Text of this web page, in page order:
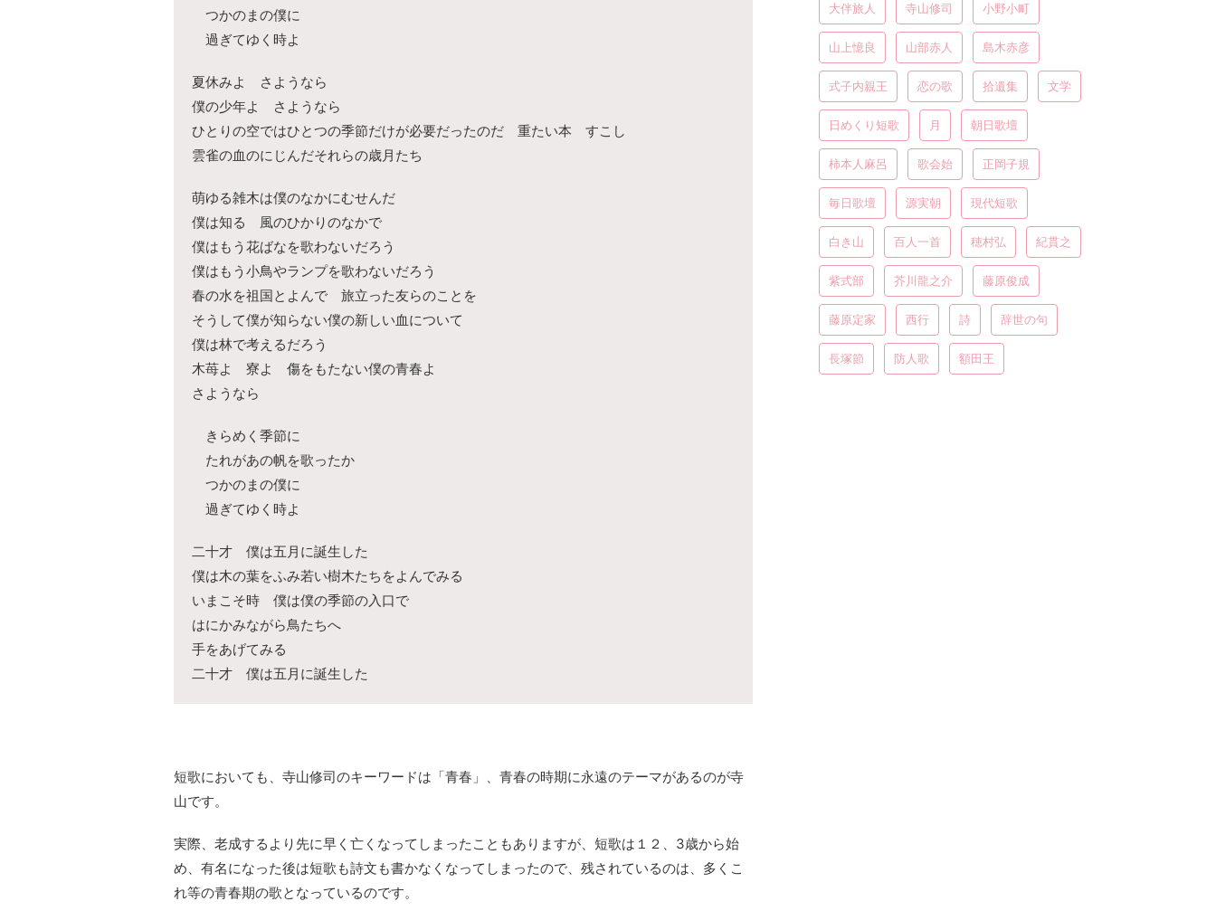
つかのまの僕に
過ぎてゆく時よ
夏休みよ さようなら
僕の少年よ さようなら
ひとりの空ではひとつの季節だけが必要だったのだ 重たい本 すこし
雲雀の血のにじんだそれらの歳月たち
萌ゆる雑木は僕のなかにむせんだ
僕は知る 風のひかりのなかで
僕はもう花ばなを歌わないだろう
僕はもう小鳥やランプを歌わないだろう
春の水を祖国とよんで 旅立った友らのことを
そうして僕が知らない僕の新しい血について
僕は林で考えるだろう
木苺よ 寮よ 傷をもたない僕の青春よ
さようなら
きらめく季節に
たれがあの帆を歌ったか
つかのまの僕に
過ぎてゆく時よ
二十才 僕は五月に誕生した
僕は木の葉をふみ若い樹木たちをよんでみる
いまこそ時 僕は僕の季節の入口で
はにかみながら鳥たちへ
手をあげてみる
二十才 僕は五月に誕生した
短歌においても、寺山修司のキーワードは「青春」、青春の時期に永遠のテーマがあるのが寺
山です。
実際、老成するより先に早く亡くなってしまったこともありますが、短歌は１２、3歳から始
め、有名になった後は短歌も詩文も書かなくなってしまったので、残されているのは、多くこ
れ等の青春期の歌となっているのです。
大伴旅人 寺山修司 小野小町
山上憶良 山部赤人 島木赤彦
式子内親王 恋の歌 拾遺集 文学
日めくり短歌 月 朝日歌壇
柿本人麻呂 歌会始 正岡子規
毎日歌壇 源実朝 現代短歌
白き山 百人一首 穂村弘 紀貫之
紫式部 芥川龍之介 藤原俊成
藤原定家 西行 詩 辞世の句
長塚節 防人歌 額田王